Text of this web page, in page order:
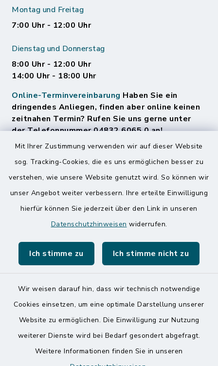
Mit Ihrer Zustimmung verwenden wir auf dieser Website
sog. Tracking-Cookies, die es uns ermöglichen besser zu
verstehen, wie unsere Website genutzt wird. So können wir
unser Angebot weiter verbessern. Ihre erteilte Einwilligung
hierfür können Sie jederzeit über den Link in unseren
Datenschutzhinweisen widerrufen.
Ich stimme zu Ich stimme nicht zu
Wir weisen darauf hin, dass wir technisch notwendige
Cookies einsetzen, um eine optimale Darstellung unserer
Website zu ermöglichen. Die Einwilligung zur Nutzung
weiterer Dienste wird bei Bedarf gesondert abgefragt.
Weitere Informationen finden Sie in unseren
Montag und Freitag
7:00 Uhr - 12:00 Uhr
Dienstag und Donnerstag
8:00 Uhr - 12:00 Uhr
14:00 Uhr - 18:00 Uhr
Online-Terminvereinbarung Haben Sie ein
dringendes Anliegen, finden aber online keinen
zeitnahen Termin? Rufen Sie uns gerne unter
der Telefonnummer 04832 6065 0 an!
Quicklinks
Amt Mitteldithmarschen
Speicherkoog Meldorfer Koog
Kontakt
Datenschutz